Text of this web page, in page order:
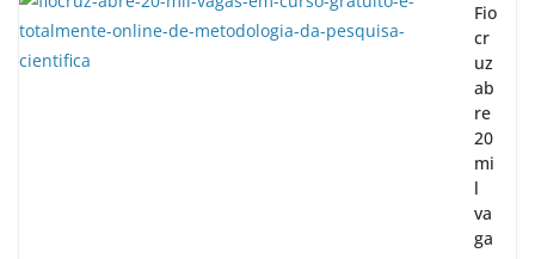
Fio
cr
uz
ab
re
20
mi
l
va
ga